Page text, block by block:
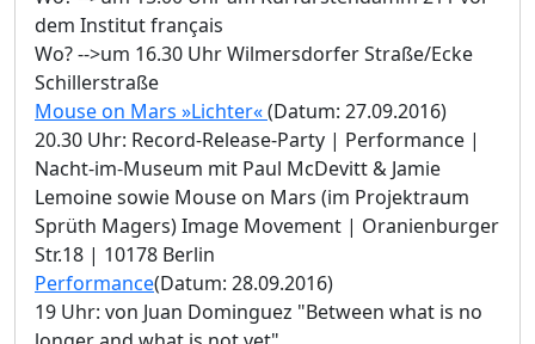
dem Institut français
Wo? -->um 16.30 Uhr Wilmersdorfer Straße/Ecke
Schillerstraße
Mouse on Mars »Lichter«(Datum: 27.09.2016)
20.30 Uhr: Record-Release-Party | Performance |
Nacht-im-Museum mit Paul McDevitt & Jamie
Lemoine sowie Mouse on Mars (im Projektraum
Sprüth Magers) Image Movement | Oranienburger
Str.18 | 10178 Berlin
Performance(Datum: 28.09.2016)
19 Uhr: von Juan Dominguez "Between what is no